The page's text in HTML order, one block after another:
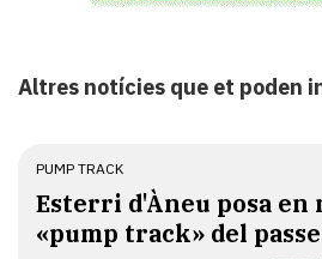
Altres notícies que et poden
PUMP TRACK
Esterri d'Àneu posa en
«pump track» del